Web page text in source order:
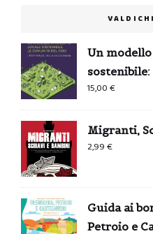
Un
15,00€
Migranti,
2,99€
Guida ai
Petroio e